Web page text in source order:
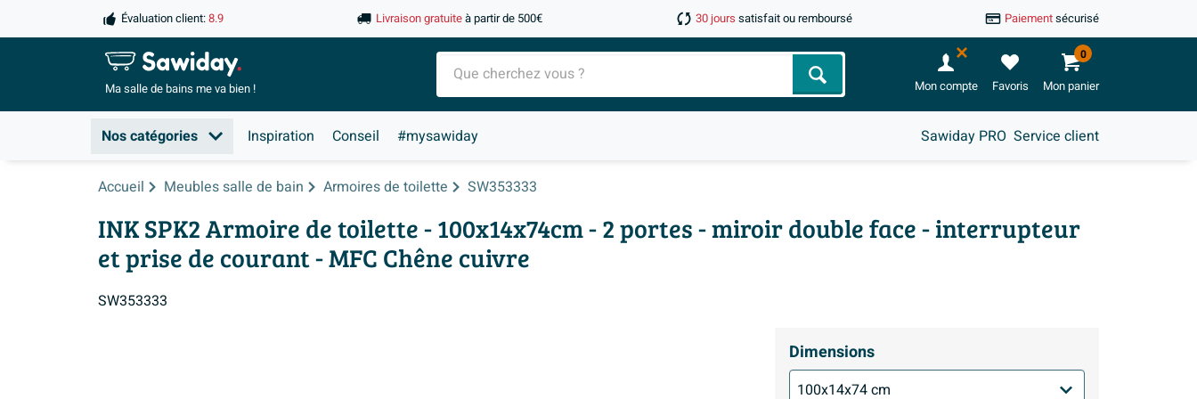
Évaluation client:8.9 Livraison gratuiteà partir de 500€ 30 jours satisfait ou remboursé Paiementsécurisé
Ma salle debains me va bien ! Chercher Mon compte Favoris Mon panier
0
Nos catégories Inspiration Conseil #mysawiday Sawiday PRO Service client
Accueil Meubles salle de bain Armoires de toilette SW353333
INK SPK2 Armoire de toilette - 100x14x74cm - 2 portes - miroir double face - interrupteur
et prise de courant - MFC Chêne cuivre
SW353333
Dimensions